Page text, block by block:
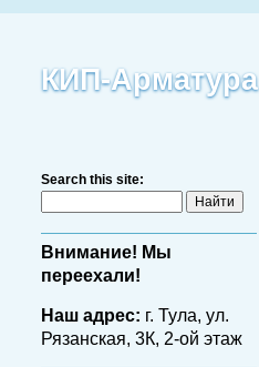
КИП-Арматура
Search this site:
Внимание! Мы
переехали!
Наш адрес: г. Тула, ул.
Рязанская, 3К, 2-ой этаж